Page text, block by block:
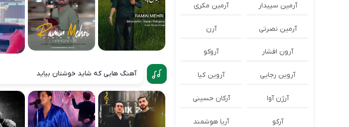
آهنگ هایی که شاید خوشتان بیاید
آرمین سپیدار آرمین مکری
آرمین نصرتی آرن
آرون افشار آروکو
آروین رجایی آروین کیا
آرژن آوا آرکان حسینی
آرکو آریا هوشمند